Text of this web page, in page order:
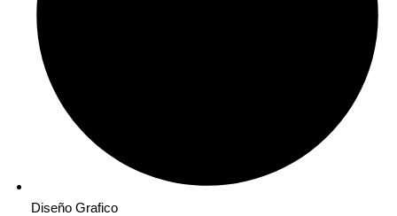
Diseño Grafico